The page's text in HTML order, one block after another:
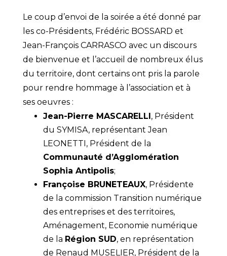
Le coup d’envoi de la soirée a été donné par
les co-Présidents, Frédéric BOSSARD et
Jean-François CARRASCO avec un discours
de bienvenue et l’accueil de nombreux élus
du territoire, dont certains ont pris la parole
pour rendre hommage à l’association et à
ses oeuvres :
Jean-Pierre MASCARELLI , Président
du SYMISA, représentant Jean
LEONETTI, Président de la
Communauté d’Agglomération
Sophia Antipolis;
Françoise BRUNETEAUX, Présidente
de la commission Transition numérique
des entreprises et des territoires,
Aménagement, Economie numérique
de la Région SUD, en représentation
de Renaud MUSELIER, Président de la